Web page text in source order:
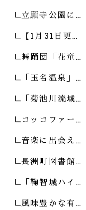
立願寺公園に…
【1月31日更…
舞踊団「花童…
「玉名温泉」…
「菊池川流域…
コッコファー…
音楽に出会え…
長洲町図書館…
「鞠智城ハイ…
風味豊かな有…